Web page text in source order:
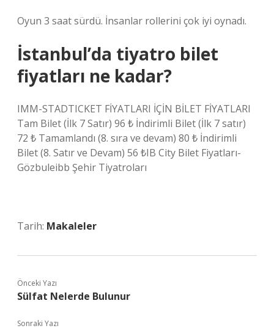
Oyun 3 saat sürdü. İnsanlar rollerini çok iyi oynadı.
İstanbul’da tiyatro bilet
fiyatları ne kadar?
IMM-STADTICKET FİYATLARI İÇİN BİLET FİYATLARI
Tam Bilet (İlk 7 Satır) 96 ₺ İndirimli Bilet (İlk 7 satır)
72 ₺ Tamamlandı (8. sıra ve devam) 80 ₺ İndirimli
Bilet (8. Satır ve Devam) 56 ₺IB City Bilet Fiyatları-
Gözbuleibb Şehir Tiyatroları
Tarih: Makaleler
Önceki Yazı
Sülfat Nelerde Bulunur
Sonraki Yazı